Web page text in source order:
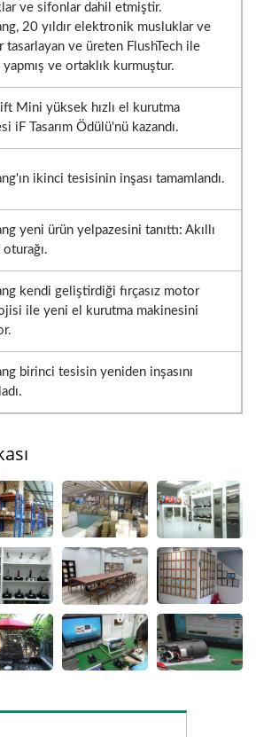
ve sifonlar dahil etmiştir.
20 yıldır elektronik musluklar ve
tasarlayan ve üreten FlushTech ile
yapmış ve ortaklık kurmuştur.
Mini yüksek hızlı el kurutma
iF Tasarım Ödülü'nü kazandı.
ikinci tesisinin inşası tamamlandı.
yeni ürün yelpazesini tanıttı: Akıllı
kendi geliştirdiği fırçasız motor
ile yeni el kurutma makinesini
birinci tesisin yeniden inşasını